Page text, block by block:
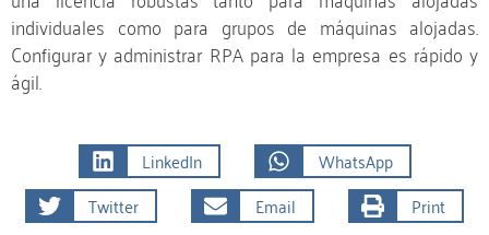
individuales como para grupos de máquinas alojadas.
Configurar y administrar RPA para la empresa es rápido y
ágil.
LinkedIn
WhatsApp
Twitter
Email Print